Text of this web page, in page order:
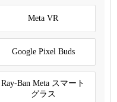
Meta VR
Google Pixel Buds
Ray-Ban Meta スマート
グラス